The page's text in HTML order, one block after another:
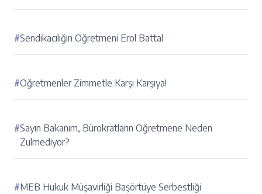
#Sendikacılığın Öğretmeni Erol Battal
#Öğretmenler Zimmetle Karşı Karşıya!
#Sayın Bakanım, Bürokratların Öğretmene Neden
Zulmediyor?
#MEB Hukuk Müşavirliği Başörtüye Serbestliği